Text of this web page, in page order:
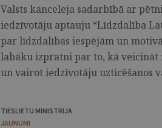
Valsts kanceleja sadarbībā ar
iedzīvotāju aptauju “Līdzdalība
par līdzdalības iespējām un
labāku izpratni par to, kā veicināt
un vairot iedzīvotāju uzticēšanos
TIESLIETU MINISTRIJA
JAUNUMI